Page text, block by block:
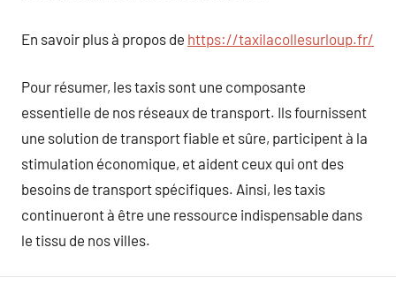
En savoir plus à propos de https://taxilacollesurloup.fr/
Pour résumer, les taxis sont une composante
essentielle de nos réseaux de transport. Ils fournissent
une solution de transport fiable et sûre, participent à la
stimulation économique, et aident ceux qui ont des
besoins de transport spécifiques. Ainsi, les taxis
continueront à être une ressource indispensable dans
le tissu de nos villes.